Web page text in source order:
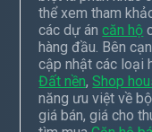
thể xem tham
các dự áncăn hộ
hàng đầu. Bên
cập nhật các loại
Đất nền,Shop
năng ưu việt về
giá bán, giá cho